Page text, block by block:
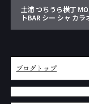
土浦 つちうら横丁
トBAR シー シャ カ
ブログトップ